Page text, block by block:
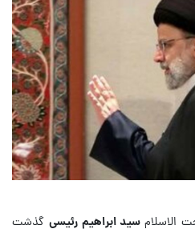
الاسلامسید ابراهیم رئیسی گذشت